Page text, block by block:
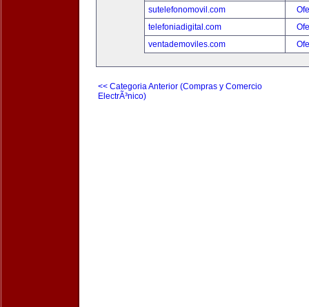
sutelefonomovil.com
telefoniadigital.com
ventademoviles.com
<< Categoria Anterior (Compras y Comercio
ElectrÃ³nico)